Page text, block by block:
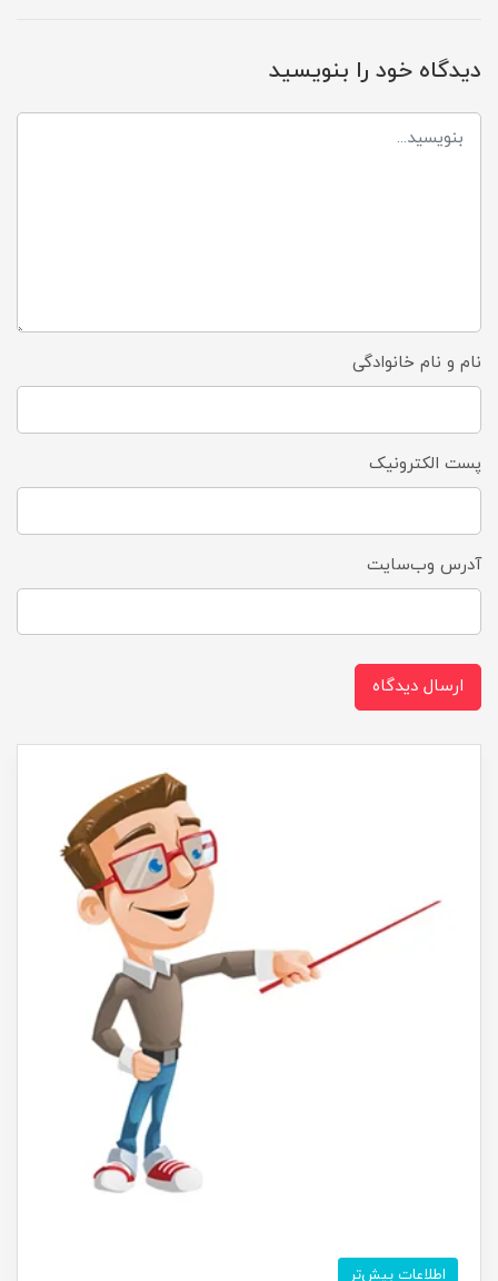
دیدگاه خود را بنویسید
نام و نام خانوادگی
پست الکترونیک
آدرس وب‌سایت
ارسال دیدگاه
اطلاعات بیش‌تر